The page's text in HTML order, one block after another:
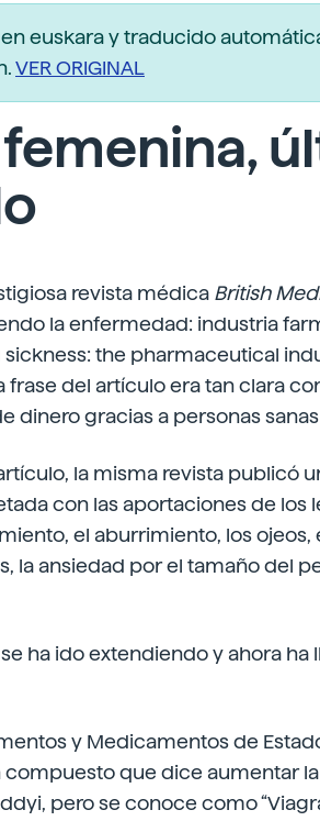
euskara y traducido
VER ORIGINAL
revista médica British
la enfermedad: industria
sickness: the pharmaceutical
frase del artículo era tan clara
dinero gracias a personas
la misma revista publicó
con las aportaciones de los
el aburrimiento, los ojeos,
la ansiedad por el tamaño del
ha ido extendiendo y ahora
y Medicamentos de
que dice aumentar
pero se conoce como